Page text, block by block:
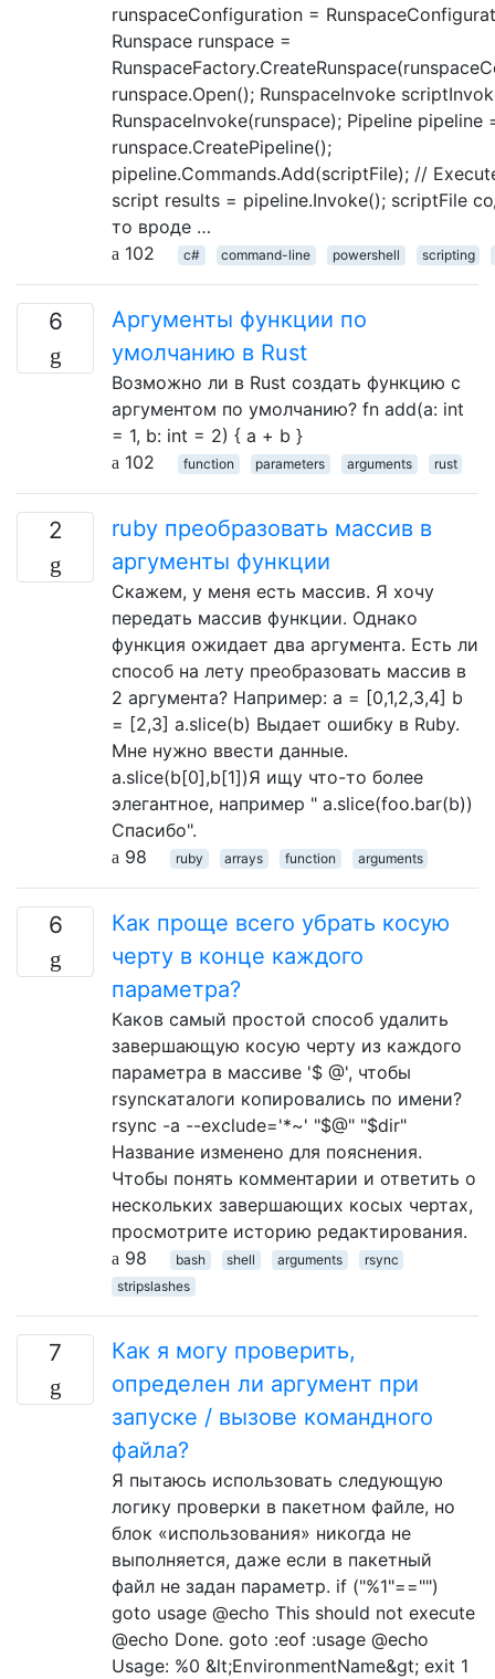
runspaceConfiguration =
Runspace runspace =
runspace.Open(); RunspaceInvoke
RunspaceInvoke(runspace); Pipeline pipeline
runspace.CreatePipeline();
pipeline.Commands.Add(scriptFile); //
script results = pipeline.Invoke(); scriptFile
то вроде …
102
c# command-line powershell scripting
6
Аргументы функции по
умолчанию в Rust
Возможно ли в Rust создать функцию с
аргументом по умолчанию? fn add(a: int
= 1, b: int = 2) { a + b }
102
function parameters arguments rust
2
ruby преобразовать массив в
аргументы функции
Скажем, у меня есть массив. Я хочу
передать массив функции. Однако
функция ожидает два аргумента. Есть ли
способ на лету преобразовать массив в
2 аргумента? Например: a = [0,1,2,3,4] b
= [2,3] a.slice(b) Выдает ошибку в Ruby.
Мне нужно ввести данные.
a.slice(b[0],b[1])Я ищу что-то более
элегантное, например " a.slice(foo.bar(b))
Спасибо".
98
ruby arrays function arguments
6
Как проще всего убрать косую
черту в конце каждого
параметра?
Каков самый простой способ удалить
завершающую косую черту из каждого
параметра в массиве '$ @', чтобы
rsyncкаталоги копировались по имени?
rsync -a --exclude='*~' "$@" "$dir"
Название изменено для пояснения.
Чтобы понять комментарии и ответить о
нескольких завершающих косых чертах,
просмотрите историю редактирования.
98
bash shell arguments
rsync
stripslashes
7
Как я могу проверить,
определен ли аргумент при
запуске / вызове командного
файла?
Я пытаюсь использовать следующую
логику проверки в пакетном файле, но
блок «использования» никогда не
выполняется, даже если в пакетный
файл не задан параметр. if ("%1"=="")
goto usage @echo This should not execute
@echo Done. goto :eof :usage @echo
Usage: %0 &lt;EnvironmentName&gt; exit 1